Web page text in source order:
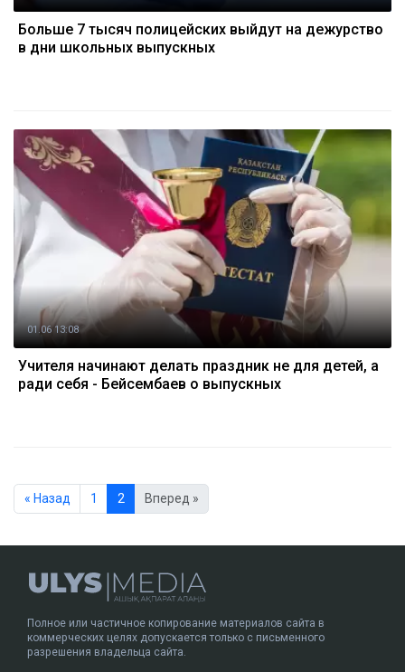
Больше 7 тысяч полицейских выйдут на дежурство
в дни школьных выпускных
01.06 13:08
Учителя начинают делать праздник не для детей, а
ради себя - Бейсембаев о выпускных
« Назад 1 2 Вперед »
Полное или частичное копирование материалов сайта в
коммерческих целях допускается только с письменного
разрешения владельца сайта.